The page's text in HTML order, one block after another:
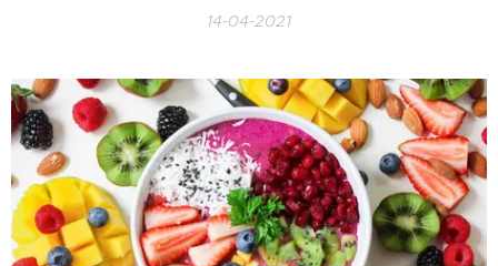
14-04-2021